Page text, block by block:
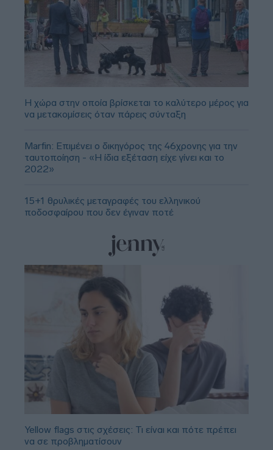
Η χώρα στην οποία βρίσκεται το καλύτερο μέρος για
να μετακομίσεις όταν πάρεις σύνταξη
Marfin: Επιμένει ο δικηγόρος της 46χρονης για την
ταυτοποίηση - «Η ίδια εξέταση είχε γίνει και το
2022»
15+1 θρυλικές μεταγραφές του ελληνικού
ποδοσφαίρου που δεν έγιναν ποτέ
Yellow flags στις σχέσεις: Τι είναι και πότε πρέπει
να σε προβληματίσουν